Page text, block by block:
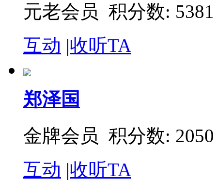
元老会员 积分数: 5381
互动 |收听TA
郑泽国
金牌会员 积分数: 2050
互动 |收听TA